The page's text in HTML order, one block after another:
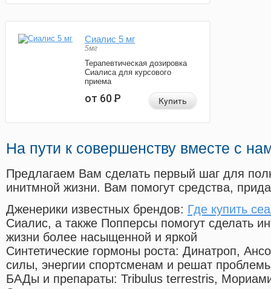
Сиалис 5 мг
5мг
Терапевтическая дозировка
Сиалиса для курсового
приема
от 60Р Купить
На пути к совершенству вместе с
Предлагаем Вам сделать первый шаг для
инитмной жизни. Вам помогут средства,
Дженерики известных брендов: Где купить
Сиалис, а также Попперсы помогут сделать
жизни более насыщенной и яркой
Синтетические гормоны роста: Динатроп,
силы, энергии спортсменам и решат
БАДы и препараты: Tribulus terrestris,